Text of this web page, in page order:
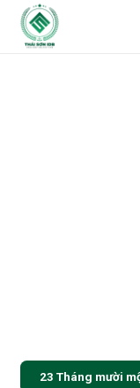
23 Tháng mười